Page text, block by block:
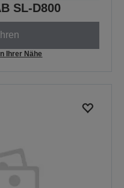
SL-D800
Ihrer Nähe